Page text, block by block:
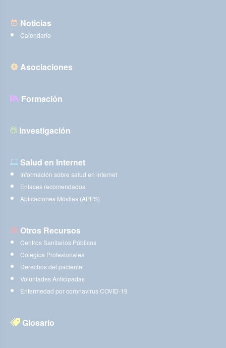
Noticias
Calendario
Asociaciones
Formación
Investigación
Salud en Internet
Información sobre salud en internet
Enlaces recomendados
Aplicaciones Móviles (APPS)
Otros Recursos
Centros Sanitarios Públicos
Colegios Profesionales
Derechos del paciente
Voluntades Anticipadas
Enfermedad por coronavirus COVID-19
Glosario